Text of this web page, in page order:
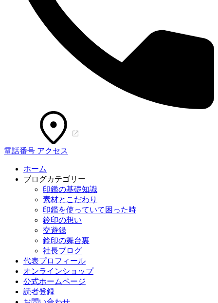
電話番号 アクセス
ホーム
ブログカテゴリー
印鑑の基礎知識
素材とこだわり
印鑑を使っていて困った時
鈴印の想い
交遊録
鈴印の舞台裏
社長ブログ
代表プロフィール
オンラインショップ
公式ホームページ
読者登録